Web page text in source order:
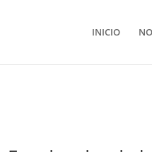
INICIO